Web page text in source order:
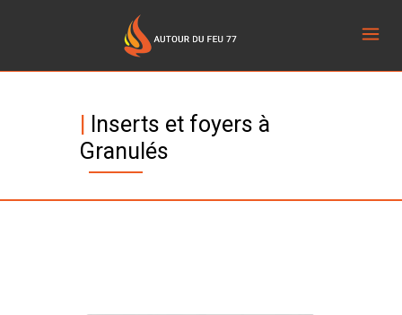
Inserts et foyers à
Granulés